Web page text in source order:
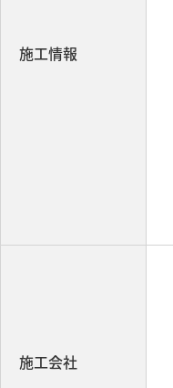
施工情報
施工会社